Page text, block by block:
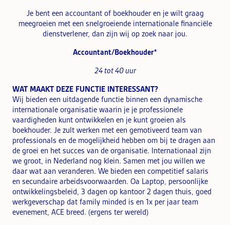
Je bent een accountant of boekhouder en je wilt graag
meegroeien met een snelgroeiende internationale financiële
dienstverlener, dan zijn wij op zoek naar jou.
Accountant/Boekhouder*
24 tot 40 uur
WAT MAAKT DEZE FUNCTIE INTERESSANT?
Wij bieden een uitdagende functie binnen een dynamische
internationale organisatie waarin je je professionele
vaardigheden kunt ontwikkelen en je kunt groeien als
boekhouder. Je zult werken met een gemotiveerd team van
professionals en de mogelijkheid hebben om bij te dragen aan
de groei en het succes van de organisatie. Internationaal zijn
we groot, in Nederland nog klein. Samen met jou willen we
daar wat aan veranderen. We bieden een competitief salaris
en secundaire arbeidsvoorwaarden. Oa Laptop, persoonlijke
ontwikkelingsbeleid, 3 dagen op kantoor 2 dagen thuis, goed
werkgeverschap dat family minded is en 1x per jaar team
evenement, ACE breed. (ergens ter wereld)